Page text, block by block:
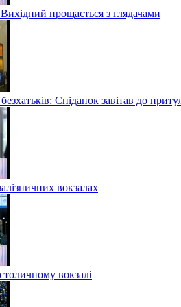
прощається з глядачами
Сніданок завітав до
вокзалах
вокзалі